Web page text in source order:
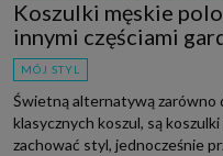
Koszulki męskie
innymi częściami
MÓJ STYL
Świetną alternatywą zarówno
klasycznych koszul, są
zachować styl, jednocześnie